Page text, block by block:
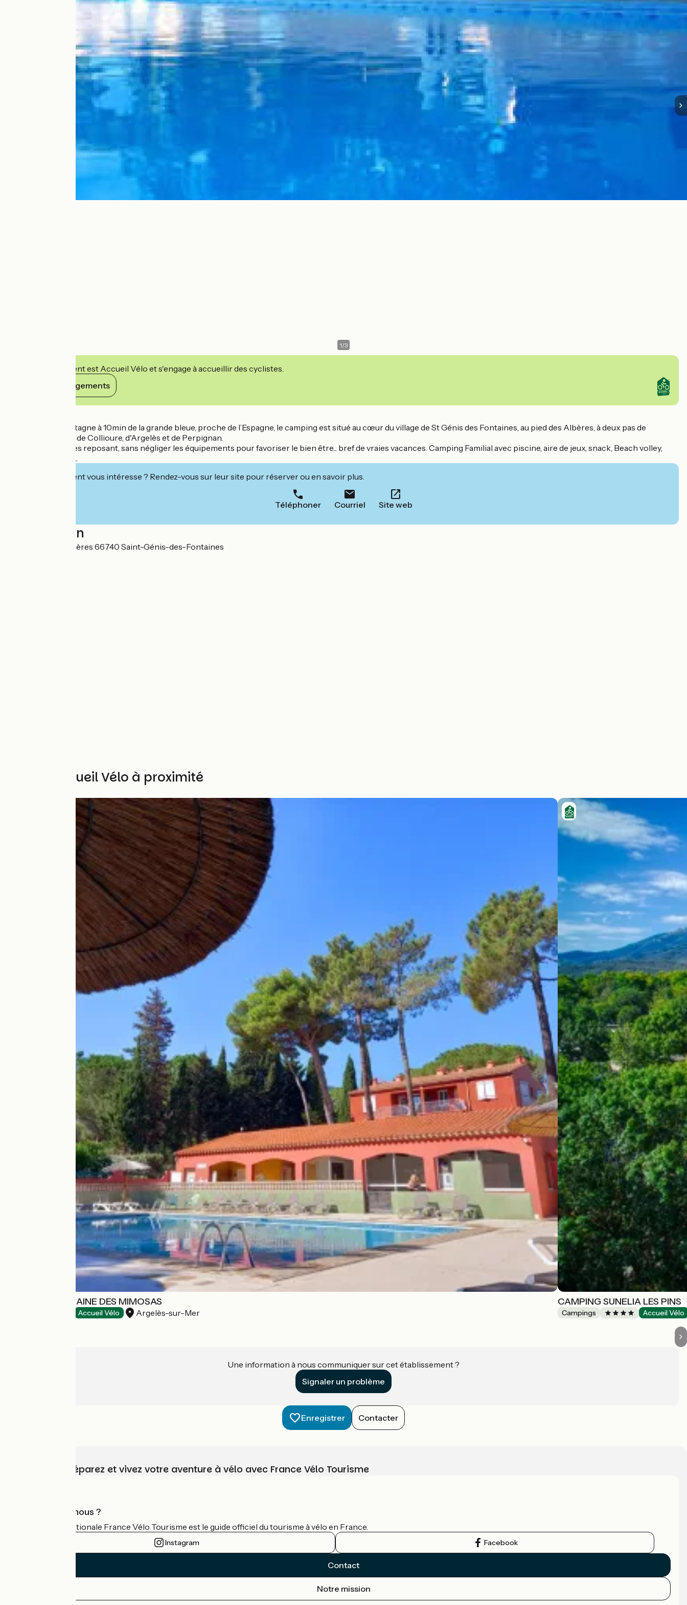
1/3
Cet établissement est Accueil Vélo et s'engage à accueillir des cyclistes.
Voir ses engagements
Entre mer et montagne à 10min de la grande bleue, proche de l’Espagne, le camping est situé au cœur du village de St Génis des Fontaines, au pied des Albères, à deux pas de
l'Espagne, proche de Collioure, d'Argelès et de Perpignan.
Un lieu de vacances reposant, sans négliger les équipements pour favoriser le bien être... bref de vraies vacances. Camping Familial avec piscine, aire de jeux, snack, Beach volley,
Location de vélos...
Cet établissement vous intéresse ? Rendez-vous sur leur site pour réserver ou en savoir plus.
Téléphoner Courriel Site web
Localisation
82 avenue des Albères 66740 Saint-Génis-des-Fontaines
Autres Accueil Vélo à proximité
CAMPING DOMAINE DES MIMOSAS
Accueil Vélo Argelès-sur-Mer
CAMPING SUNELIA LES PINS
Campings Accueil Vélo
Une information à nous communiquer sur cet établissement ?
Signaler un problème
Enregistrer Contacter
Choisissez, préparez et vivez votre aventure à vélo avec France Vélo Tourisme
Qui sommes-nous ?
L'association nationale France Vélo Tourisme est le guide officiel du tourisme à vélo en France.
Instagram Facebook
Contact
Notre mission